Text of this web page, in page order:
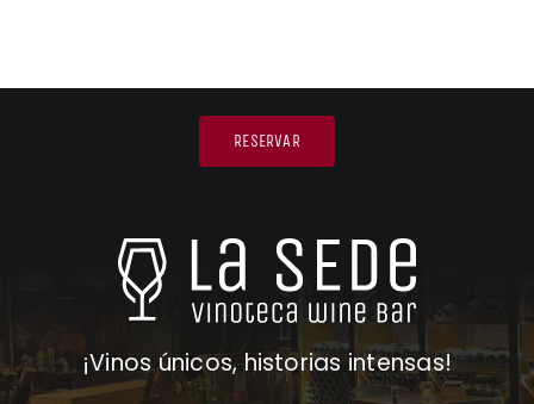
RESERVAR
¡Vinos únicos, historias intensas!